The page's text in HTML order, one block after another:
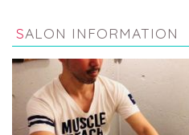
SALON INFORMATION